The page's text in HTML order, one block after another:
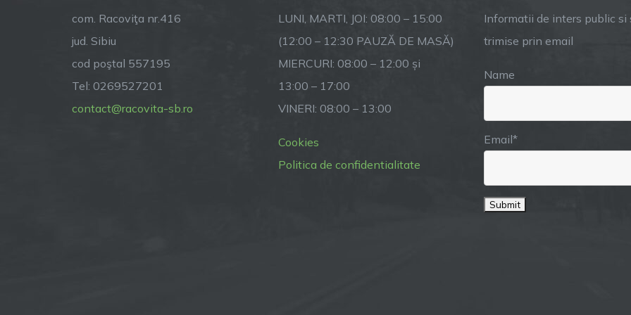
START-
NATION
România!
com. Racoviţa nr.416
jud. Sibiu
cod poştal 557195
Tel: 0269527201
contact@racovita-sb.ro
LUNI, MARTI, JOI: 08:00 – 15:00
(12:00 – 12:30 PAUZĂ DE MASĂ)
MIERCURI: 08:00 – 12:00 și
13:00 – 17:00
VINERI: 08:00 – 13:00
Cookies
Politica de confidentialitate
Informatii de inters public si
trimise prin email
Name
Email*